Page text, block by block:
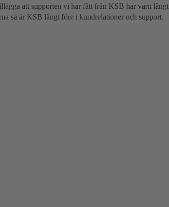
att supporten vi har fått från KSB har varit långt
så är KSB långt före i kundrelationer och support.